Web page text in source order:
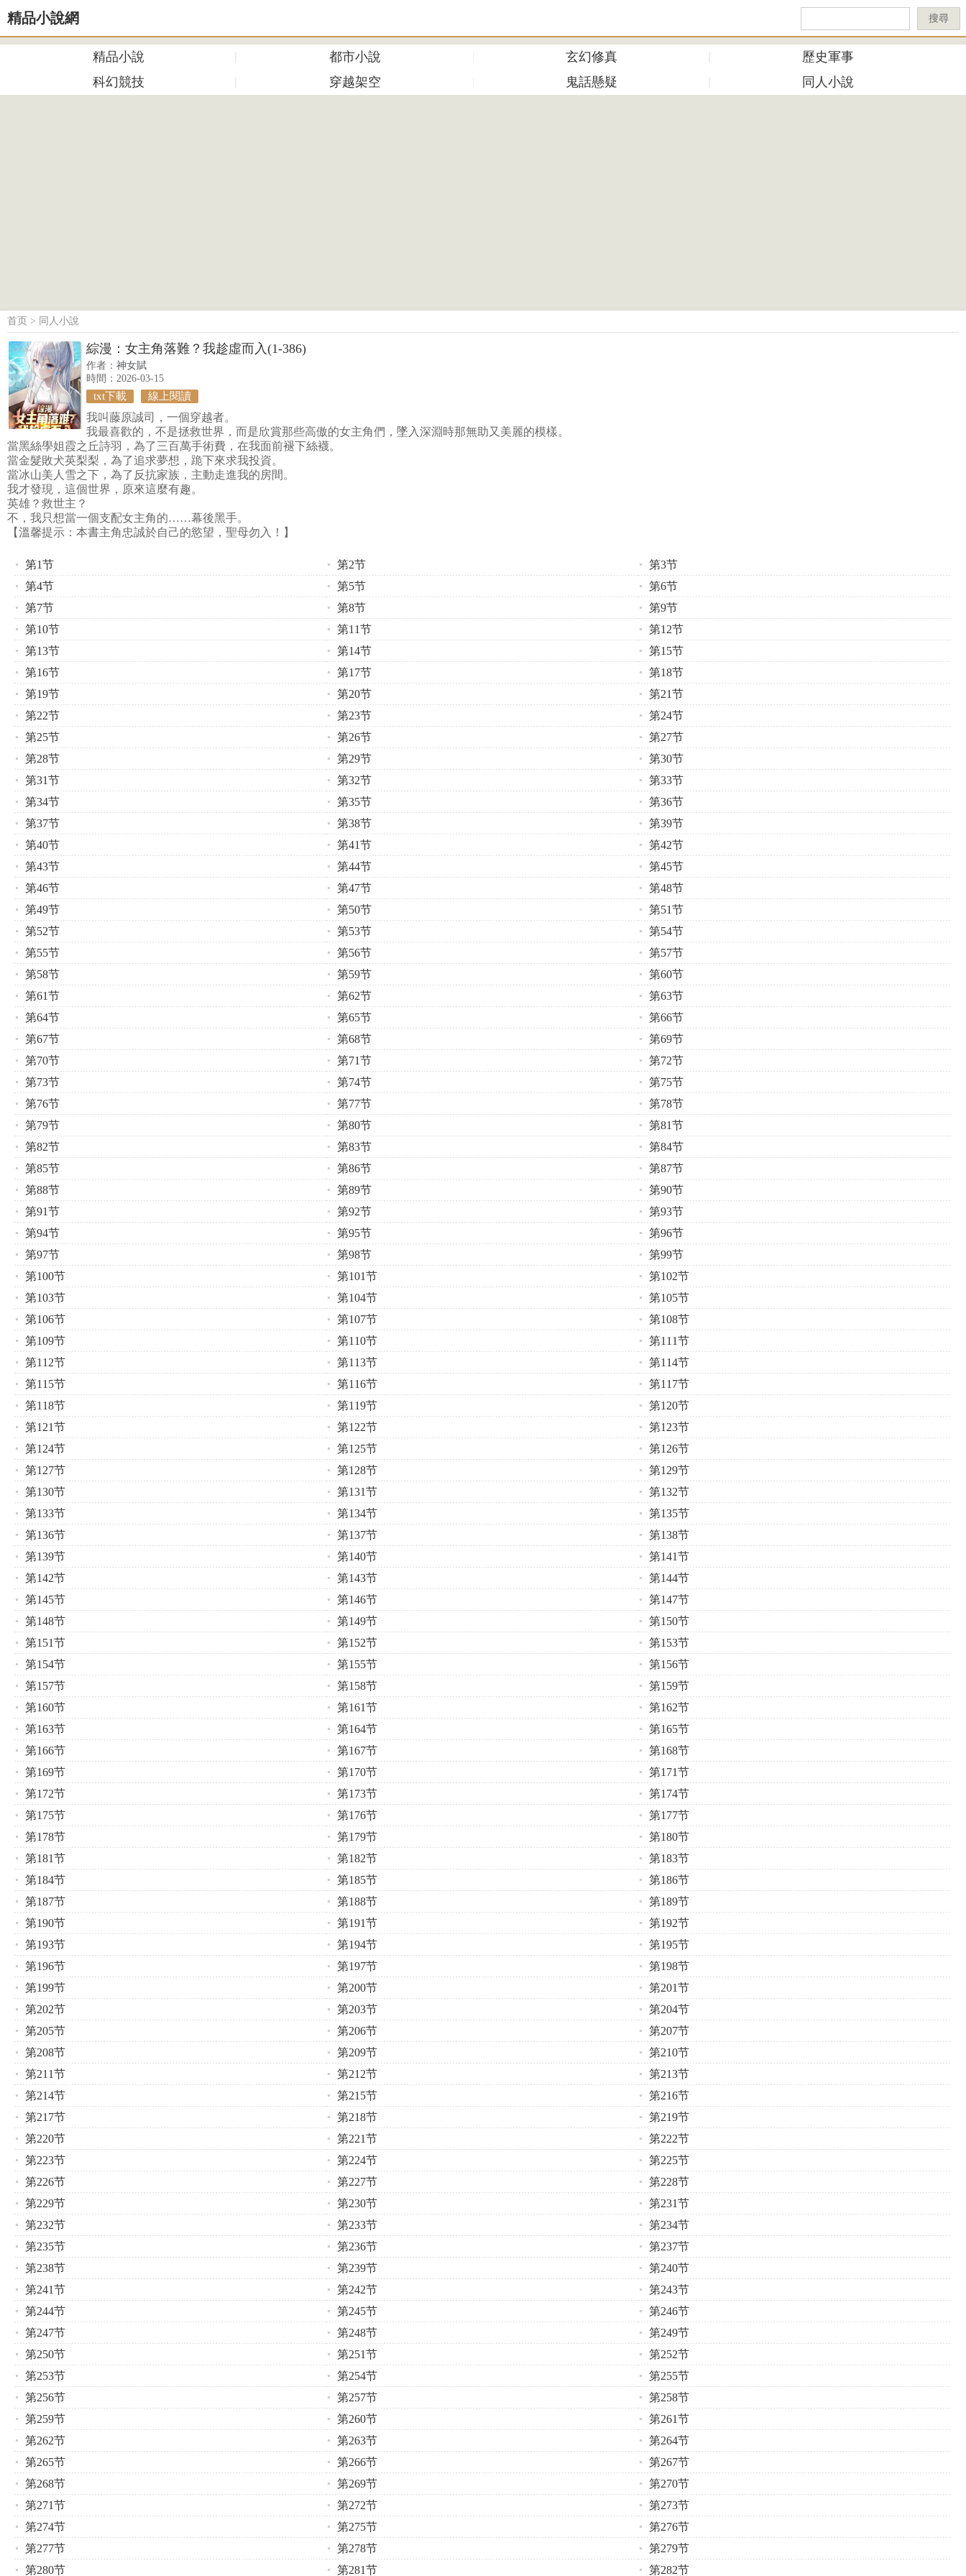
精品小說網 搜尋
精品小說 都市小說 玄幻修真
歷史軍事
科幻競技
穿越架空 鬼話懸疑 同人小說
首页 > 同人小說
綜漫：女主角落難？我趁虛而入(1-386)
作者： 神女賦
時間：2026-03-15
txt下載 線上閱讀
我叫藤原誠司，一個穿越者。
我最喜歡的，不是拯救世界，而是欣賞那些高傲的女主角們，墜入深淵時那無助又美麗的模樣。
當黑絲學姐霞之丘詩羽，為了三百萬手術費，在我面前褪下絲襪。
當金髮敗犬英梨梨，為了追求夢想，跪下來求我投資。
當冰山美人雪之下，為了反抗家族，主動走進我的房間。
我才發現，這個世界，原來這麼有趣。
英雄？救世主？
不，我只想當一個支配女主角的……幕後黑手。
【溫馨提示：本書主角忠誠於自己的慾望，聖母勿入！】
第1节 第2节
第3节
第4节
第5节
第6节
第7节
第8节
第9节
第10节
第11节
第12节
第13节
第14节
第15节
第16节
第17节
第18节
第19节
第20节
第21节
第22节
第23节
第24节
第25节
第26节
第27节
第28节
第29节
第30节
第31节
第32节
第33节
第34节
第35节
第36节
第37节
第38节
第39节
第40节
第41节
第42节
第43节
第44节
第45节
第46节
第47节
第48节
第49节
第50节
第51节
第52节
第53节
第54节
第55节
第56节
第57节
第58节
第59节
第60节
第61节
第62节
第63节
第64节
第65节
第66节
第67节
第68节
第69节
第70节
第71节
第72节
第73节
第74节
第75节
第76节
第77节
第78节
第79节
第80节
第81节
第82节
第83节
第84节
第85节
第86节
第87节
第88节
第89节
第90节
第91节
第92节
第93节
第94节
第95节
第96节
第97节
第98节
第99节
第100节
第101节
第102节
第103节
第104节
第105节
第106节
第107节
第108节
第109节
第110节
第111节
第112节
第113节
第114节
第115节
第116节
第117节
第118节
第119节
第120节
第121节
第122节
第123节
第124节
第125节
第126节
第127节
第128节
第129节
第130节
第131节
第132节
第133节
第134节
第135节
第136节
第137节
第138节
第139节
第140节
第141节
第142节
第143节
第144节
第145节
第146节
第147节
第148节
第149节
第150节
第151节
第152节
第153节
第154节
第155节
第156节
第157节
第158节
第159节
第160节
第161节
第162节
第163节
第164节
第165节
第166节
第167节
第168节
第169节
第170节
第171节
第172节
第173节
第174节
第175节
第176节
第177节
第178节
第179节
第180节
第181节
第182节
第183节
第184节
第185节
第186节
第187节
第188节
第189节
第190节
第191节
第192节
第193节
第194节
第195节
第196节
第197节
第198节
第199节
第200节
第201节
第202节
第203节
第204节
第205节
第206节
第207节
第208节
第209节
第210节
第211节
第212节
第213节
第214节
第215节
第216节
第217节
第218节
第219节
第220节
第221节
第222节
第223节
第224节
第225节
第226节
第227节
第228节
第229节
第230节
第231节
第232节
第233节
第234节
第235节
第236节
第237节
第238节
第239节
第240节
第241节
第242节
第243节
第244节
第245节
第246节
第247节
第248节
第249节
第250节
第251节
第252节
第253节
第254节
第255节
第256节
第257节
第258节
第259节
第260节
第261节
第262节
第263节
第264节
第265节
第266节
第267节
第268节
第269节
第270节
第271节
第272节
第273节
第274节
第275节
第276节
第277节
第278节
第279节
第280节
第281节 第282节